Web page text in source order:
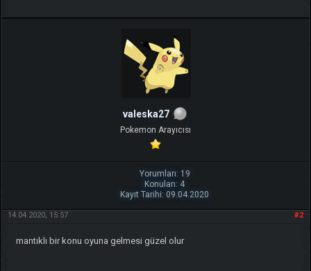
valeska27
Pokemon Arayıcısı
Yorumları: 19
Konuları: 4
Kayıt Tarihi: 09.04.2020
#2
14.04.2020, 15:57
mantıklı bir konu oyuna gelmesi güzel olur